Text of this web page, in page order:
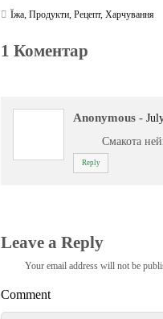
Їжа,Продукти,Рецепт,Харчування
1 Коментар
Anonymous -
Смакота
Reply
Leave a Reply
Your email address will not be
Comment